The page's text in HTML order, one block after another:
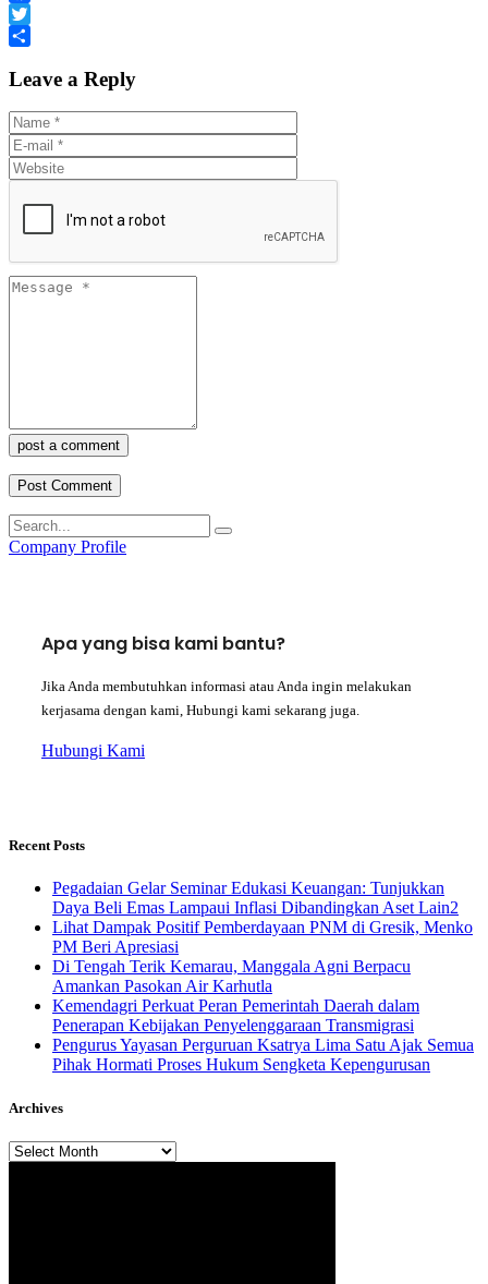
Facebook
Twitter
Leave a Reply
post a comment
Company Profile
Apa yang bisa kami bantu?
Jika Anda membutuhkan informasi atau Anda ingin melakukan
kerjasama dengan kami, Hubungi kami sekarang juga.
Hubungi Kami
Recent Posts
Pegadaian Gelar Seminar Edukasi Keuangan: Tunjukkan
Daya Beli Emas Lampaui Inflasi Dibandingkan Aset Lain2
Lihat Dampak Positif Pemberdayaan PNM di Gresik, Menko
PM Beri Apresiasi
​Di Tengah Terik Kemarau, Manggala Agni Berpacu
Amankan Pasokan Air Karhutla
Kemendagri Perkuat Peran Pemerintah Daerah dalam
Penerapan Kebijakan Penyelenggaraan Transmigrasi
Pengurus Yayasan Perguruan Ksatrya Lima Satu Ajak Semua
Pihak Hormati Proses Hukum Sengketa Kepengurusan
Archives
Archives